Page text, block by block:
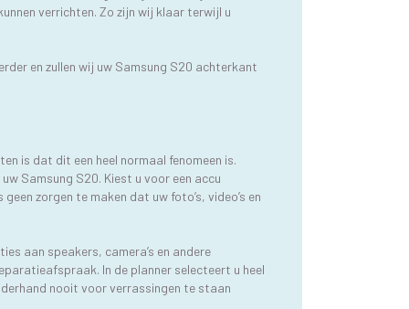
verrichten. Zo zijn wij klaar terwijl u
en zullen wij uw Samsung S20 achterkant
is dat dit een heel normaal fenomeen is.
Samsung S20. Kiest u voor een accu
zorgen te maken dat uw foto’s, video’s en
aan speakers, camera’s en andere
In de planner selecteert u heel
nooit voor verrassingen te staan